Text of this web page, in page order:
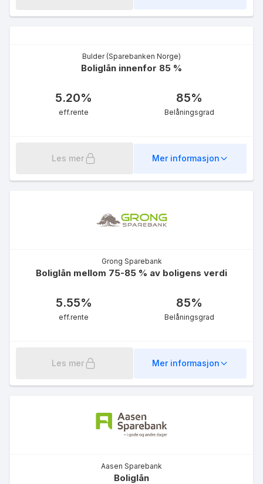
Førstehjemslån
Mellomfinansiering
6.17%
eff.rente
Bulder (Sparebanken Norge)
Boliglån innenfor 85 %
5.20%
eff.rente
85%
Belåningsgrad
Les mer Mer informasjon
Grong Sparebank
Boliglån mellom 75-85 % av boligens verdi
5.55%
eff.rente
85%
Belåningsgrad
Les mer Mer informasjon
Aasen Sparebank
Boliglån